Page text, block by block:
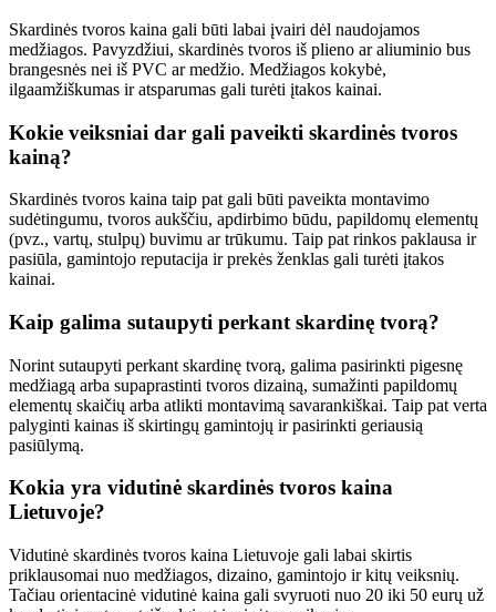
Skardinės tvoros kaina gali būti labai įvairi dėl naudojamos
medžiagos. Pavyzdžiui, skardinės tvoros iš plieno ar aliuminio bus
brangesnės nei iš PVC ar medžio. Medžiagos kokybė,
ilgaamžiškumas ir atsparumas gali turėti įtakos kainai.
Kokie veiksniai dar gali paveikti skardinės tvoros
kainą?
Skardinės tvoros kaina taip pat gali būti paveikta montavimo
sudėtingumu, tvoros aukščiu, apdirbimo būdu, papildomų elementų
(pvz., vartų, stulpų) buvimu ar trūkumu. Taip pat rinkos paklausa ir
pasiūla, gamintojo reputacija ir prekės ženklas gali turėti įtakos
kainai.
Kaip galima sutaupyti perkant skardinę tvorą?
Norint sutaupyti perkant skardinę tvorą, galima pasirinkti pigesnę
medžiagą arba supaprastinti tvoros dizainą, sumažinti papildomų
elementų skaičių arba atlikti montavimą savarankiškai. Taip pat verta
palyginti kainas iš skirtingų gamintojų ir pasirinkti geriausią
pasiūlymą.
Kokia yra vidutinė skardinės tvoros kaina
Lietuvoje?
Vidutinė skardinės tvoros kaina Lietuvoje gali labai skirtis
priklausomai nuo medžiagos, dizaino, gamintojo ir kitų veiksnių.
Tačiau orientacinė vidutinė kaina gali svyruoti nuo 20 iki 50 eurų už